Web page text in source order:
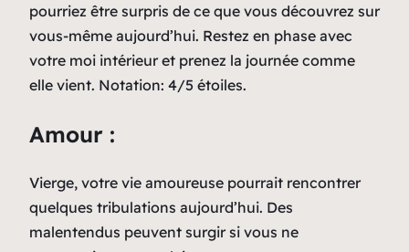
pourriez être surpris de ce que vous découvrez sur
vous-même aujourd’hui. Restez en phase avec
votre moi intérieur et prenez la journée comme
elle vient. Notation: 4/5 étoiles.
Amour :
Vierge, votre vie amoureuse pourrait rencontrer
quelques tribulations aujourd’hui. Des
malentendus peuvent surgir si vous ne